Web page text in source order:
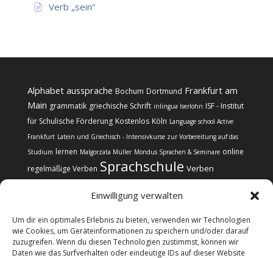
Einwilligung verwalten
Um dir ein optimales Erlebnis zu bieten, verwenden wir Technologien
wie Cookies, um Geräteinformationen zu speichern und/oder darauf
zuzugreifen. Wenn du diesen Technologien zustimmst, können wir
Daten wie das Surfverhalten oder eindeutige IDs auf dieser Website
Verb „sein“
Alphabet aussprache Bochum Dortmund Frankfurt am
Main grammatik griechische Schrift inlingua Iserlohn ISF - Institut
für Schulische Förderung Kostenlos Köln Language school Active
Frankfurt Latein und Griechisch - Intensivkurse zur Vorbereitung auf das
Studium lernen Malgorzata Müller Mondus Sprachen & Seminare online
regelmäßige Verben Sprachschule Verben
Kontakt Impressum
Datenschutz